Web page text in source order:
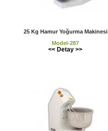
25 Kg Hamur Yoğurma Makinesi
Model-287
<< Detay >>